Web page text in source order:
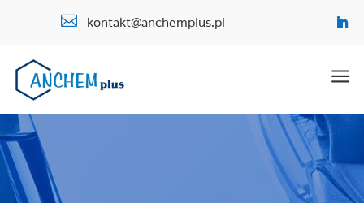
 kontakt@anchemplus.pl
a